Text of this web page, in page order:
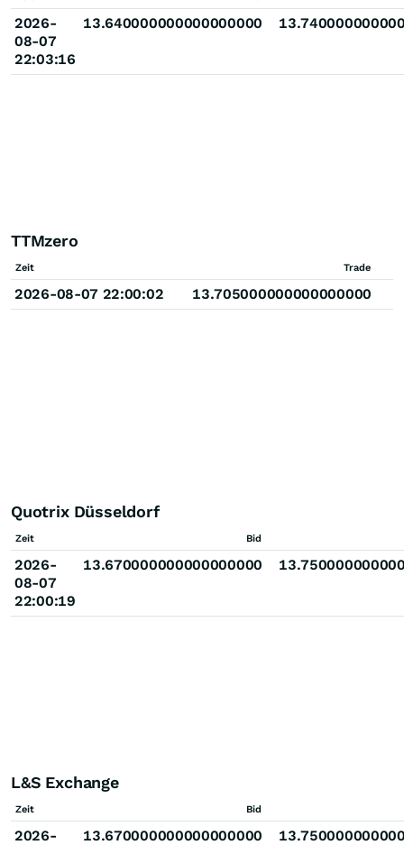
2026-
08-07
22:03:16
13.640000000000000000
TTMzero
Zeit Trade
2026-08-07 22:00:02 13.705000000000000000
Quotrix Düsseldorf
Zeit Bid
2026-
08-07
22:00:19
13.670000000000000000
L&S Exchange
Zeit Bid
2026-
13.670000000000000000